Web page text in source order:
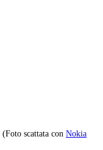
(Foto scattata con Nokia